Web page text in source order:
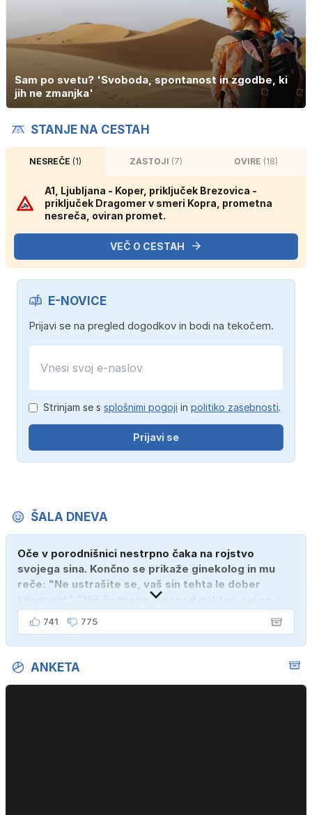
Sam po svetu? 'Svoboda, spontanost in zgodbe, ki
jih ne zmanjka'
STANJE NA CESTAH
NESREČE(1) ZASTOJI (7) OVIRE (18)
A1, Ljubljana - Koper, priključek Brezovica -
priključek Dragomer v smeri Kopra, prometna
nesreča, oviran promet.
VEČ O CESTAH
E-NOVICE
Prijavi se na pregled dogodkov in bodi na tekočem.
Strinjam se s splošnimi pogoji in politiko zasebnosti.
Prijavi se
ŠALA DNEVA
Oče v porodnišnici nestrpno čaka na rojstvo
svojega sina. Končno se prikaže ginekolog in mu
reče: "Ne ustrašite se, vaš sin tehta le dober
kilogram!" "Nič čudnega, gospod doktor, saj se z
ženo poznava šele tri mesece."
741 775
ANKETA